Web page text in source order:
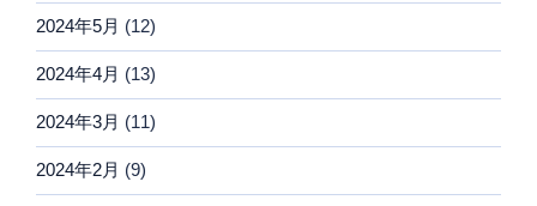
2024年5月 (12)
2024年4月 (13)
2024年3月 (11)
2024年2月 (9)